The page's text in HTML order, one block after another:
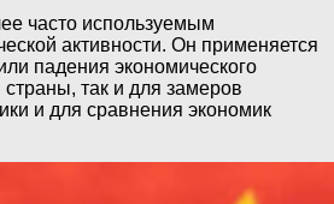
часто используемым
активности. Он применяется
падения экономического
страны, так и для замеров
и для сравнения экономик